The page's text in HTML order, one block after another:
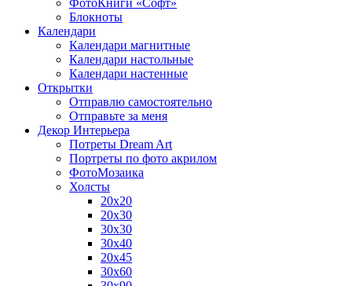
Блокноты
Календари
Календари магнитные
Календари настольные
Календари настенные
Открытки
Отправлю самостоятельно
Отправьте за меня
Декор Интерьера
Потреты Dream Art
Портреты по фото акрилом
ФотоМозаика
Холсты
20х20
20х30
30х30
30х40
20х45
30х60